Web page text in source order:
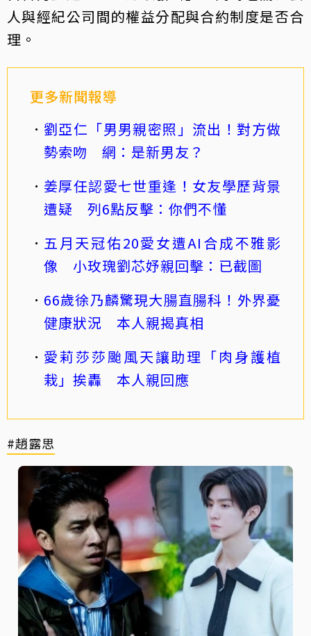
人與經紀公司間的權益分配與合約制度是否合
理。
更多新聞報導
劉亞仁「男男親密照」流出！對方做
勢索吻 網：是新男友？
姜厚任認愛七世重逢！女友學歷背景
遭疑 列6點反擊：你們不懂
五月天冠佑20愛女遭AI合成不雅影
像 小玫瑰劉芯妤親回擊：已截圖
66歲徐乃麟驚現大腸直腸科！外界憂
健康狀況 本人親揭真相
愛莉莎莎颱風天讓助理「肉身護植
栽」挨轟 本人親回應
#趙露思